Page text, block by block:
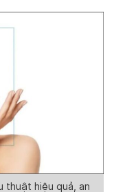
thuật hiệu quả, an